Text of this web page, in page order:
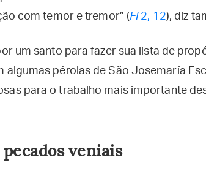
com temor e tremor” (Fl2, 12), diz
um santo para fazer sua lista de
algumas pérolas de São Josemaría
para o trabalho mais importante
veniais